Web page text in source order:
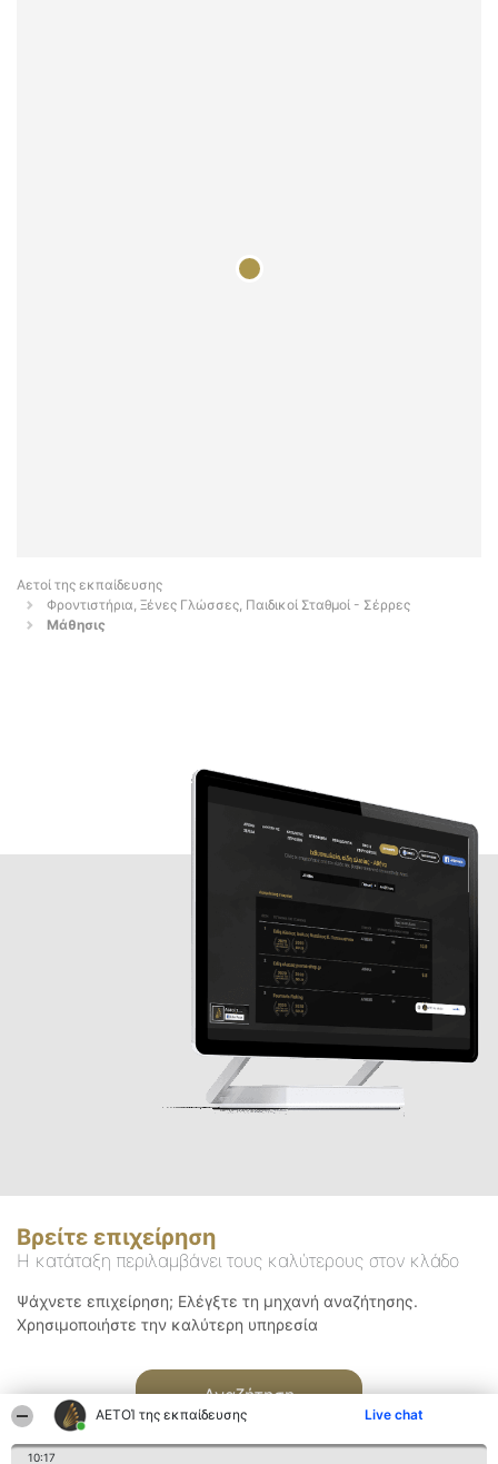
ΑΕΤΟΊ της εκπαίδευσης Live chat
10:17
Αετοί της εκπαίδευσης
Φροντιστήρια, Ξένες Γλώσσες, Παιδικοί Σταθμοί - Σέρρες
Μάθησις
Βρείτε επιχείρηση
Η κατάταξη περιλαμβάνει τους καλύτερους στον κλάδο
Ψάχνετε επιχείρηση; Ελέγξτε τη μηχανή αναζήτησης.
Χρησιμοποιήστε την καλύτερη υπηρεσία
Αναζήτηση